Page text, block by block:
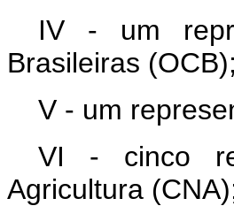
IV - um
Brasileiras (OCB);
V - um
VI - cinco
Agricultura